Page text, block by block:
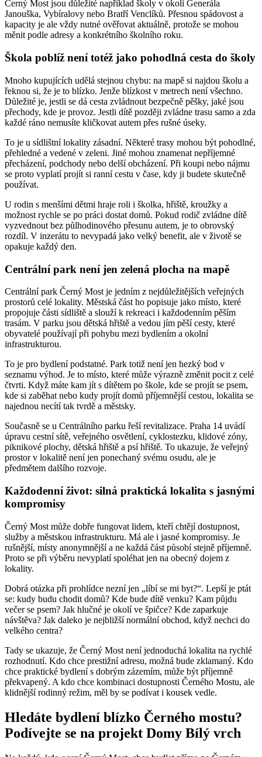
Černý Most jsou důležité například školy v okolí Generála
Janouška, Vybíralovy nebo Bratří Venclíků. Přesnou spádovost a
kapacity je ale vždy nutné ověřovat aktuálně, protože se mohou
měnit podle adresy a konkrétního školního roku.
Škola poblíž není totéž jako pohodlná cesta do školy
Mnoho kupujících udělá stejnou chybu: na mapě si najdou školu a
řeknou si, že je to blízko. Jenže blízkost v metrech není všechno.
Důležité je, jestli se dá cesta zvládnout bezpečně pěšky, jaké jsou
přechody, kde je provoz. Jestli dítě později zvládne trasu samo a zda
každé ráno nemusíte kličkovat autem přes rušné úseky.
To je u sídlištní lokality zásadní. Některé trasy mohou být pohodlné,
přehledné a vedené v zeleni. Jiné mohou znamenat nepříjemné
přecházení, podchody nebo delší obcházení. Při koupi nebo nájmu
se proto vyplatí projít si ranní cestu v čase, kdy ji budete skutečně
používat.
U rodin s menšími dětmi hraje roli i školka, hřiště, kroužky a
možnost rychle se po práci dostat domů. Pokud rodič zvládne dítě
vyzvednout bez půlhodinového přesunu autem, je to obrovský
rozdíl. V inzerátu to nevypadá jako velký benefit, ale v životě se
opakuje každý den.
Centrální park není jen zelená plocha na mapě
Centrální park Černý Most je jedním z nejdůležitějších veřejných
prostorů celé lokality. Městská část ho popisuje jako místo, které
propojuje části sídliště a slouží k rekreaci i každodenním pěším
trasám. V parku jsou dětská hřiště a vedou jím pěší cesty, které
obyvatelé používají při pohybu mezi bydlením a okolní
infrastrukturou.
To je pro bydlení podstatné. Park totiž není jen hezký bod v
seznamu výhod. Je to místo, které může výrazně změnit pocit z celé
čtvrti. Když máte kam jít s dítětem po škole, kde se projít se psem,
kde si zaběhat nebo kudy projít domů příjemnější cestou, lokalita se
najednou necítí tak tvrdě a městsky.
Současně se u Centrálního parku řeší revitalizace. Praha 14 uvádí
úpravu cestní sítě, veřejného osvětlení, cyklostezku, klidové zóny,
piknikové plochy, dětská hřiště a psí hřiště. To ukazuje, že veřejný
prostor v lokalitě není jen ponechaný svému osudu, ale je
předmětem dalšího rozvoje.
Každodenní život: silná praktická lokalita s jasnými
kompromisy
Černý Most může dobře fungovat lidem, kteří chtějí dostupnost,
služby a městskou infrastrukturu. Má ale i jasné kompromisy. Je
rušnější, místy anonymnější a ne každá část působí stejně příjemně.
Proto se při výběru nevyplatí spoléhat jen na obecný dojem z
lokality.
Dobrá otázka při prohlídce nezní jen „líbí se mi byt?“. Lepší je ptát
se: kudy budu chodit domů? Kde bude dítě venku? Kam půjdu
večer se psem? Jak hlučné je okolí ve špičce? Kde zaparkuje
návštěva? Jak daleko je nejbližší normální obchod, když nechci do
velkého centra?
Tady se ukazuje, že Černý Most není jednoduchá lokalita na rychlé
rozhodnutí. Kdo chce prestižní adresu, možná bude zklamaný. Kdo
chce praktické bydlení s dobrým zázemím, může být příjemně
překvapený. A kdo chce kombinaci dostupnosti Černého Mostu, ale
klidnější rodinný režim, měl by se podívat i kousek vedle.
Hledáte bydlení blízko Černého mostu?
Podívejte se na projekt Domy Bílý vrch